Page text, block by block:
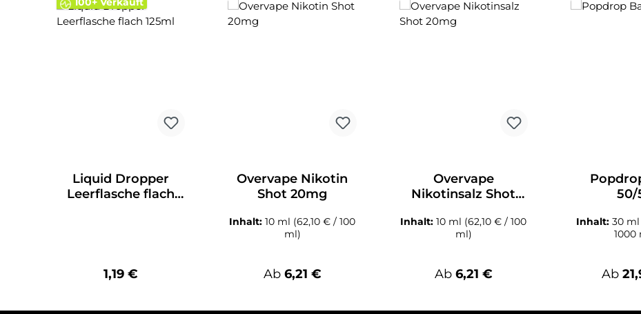
Liquid Dropper
Leerflasche flach
Regulärer Preis:
1,19 €
Overvape Nikotin
Shot 20mg
Inhalt:10 ml (62,10 € / 100
ml)
Regulärer Preis:
Ab 6,21 €
Overvape
Nikotinsalz Shot
Inhalt:10 ml (62,10 € / 100
ml)
Regulärer Preis:
Ab 6,21 €
50/
Inhalt:30 ml
1000
Ab